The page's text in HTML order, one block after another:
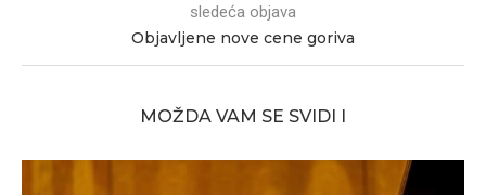
sledeća objava
Objavljene nove cene goriva
MOŽDA VAM SE SVIDI I